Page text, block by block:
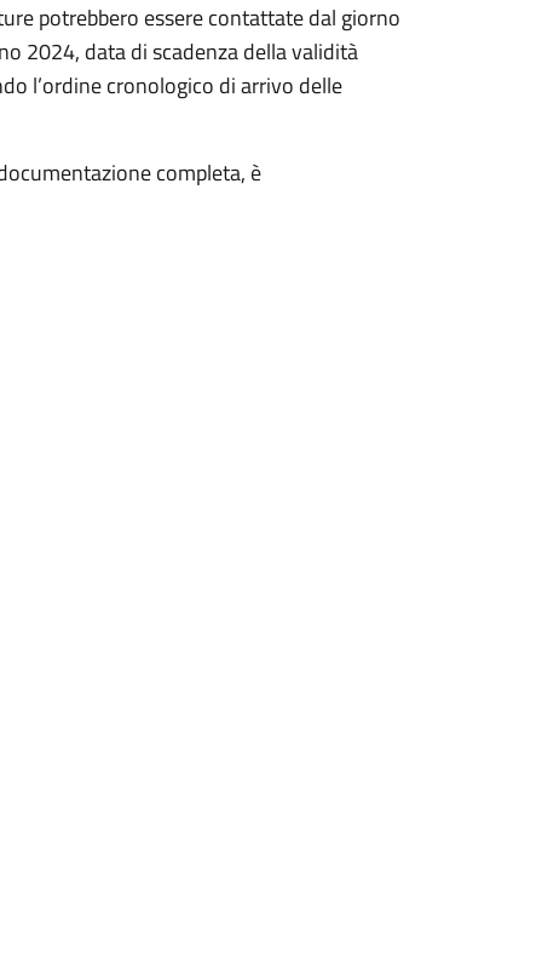
potrebbero essere contattate dal giorno
2024, data di scadenza della validità
l’ordine cronologico di arrivo delle
completa, è